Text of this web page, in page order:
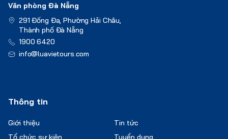
Văn phòng Đà Nẵng
291 Đống Đa, Phường Hải Châu,
Thành phố Đà Nẵng
1900 6420
info@luavietours.com
Thông tin
Giới thiệu
Tổ chức sự kiện
Tin tức
Tuyển dụng